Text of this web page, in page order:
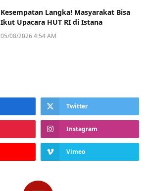
Kesempatan Langka! Masyarakat Bisa
Ikut Upacara HUT RI di Istana
05/08/2026 4:54 AM
Twitter
Instagram
Vimeo